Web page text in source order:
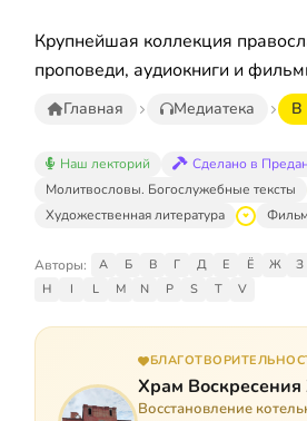
Крупнейшая коллекция
проповеди, аудиокниги и
Главная Медиатека В
Наш лекторий Сделано в
Молитвословы. Богослужебные тексты
Художественная литература
Авторы: А Б В Г Д Е Ё Ж З
H
I L M N P S T V
Храм Воскресения
Восстановление